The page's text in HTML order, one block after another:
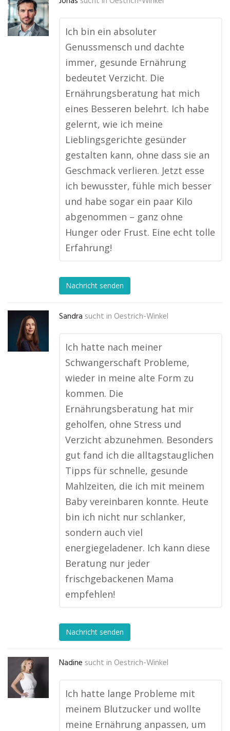
Ich bin ein absoluter
Genussmensch und dachte
immer, gesunde Ernährung
bedeutet Verzicht. Die
Ernährungsberatung hat mich
eines Besseren belehrt. Ich habe
gelernt, wie ich meine
Lieblingsgerichte gesünder
gestalten kann, ohne dass sie an
Geschmack verlieren. Jetzt esse
ich bewusster, fühle mich besser
und habe sogar ein paar Kilo
abgenommen – ganz ohne
Hunger oder Frust. Eine echt tolle
Erfahrung!
Nachricht senden
Sandra sucht in Oestrich-Winkel
Ich hatte nach meiner
Schwangerschaft Probleme,
wieder in meine alte Form zu
kommen. Die
Ernährungsberatung hat mir
geholfen, ohne Stress und
Verzicht abzunehmen. Besonders
gut fand ich die alltagstauglichen
Tipps für schnelle, gesunde
Mahlzeiten, die ich mit meinem
Baby vereinbaren konnte. Heute
bin ich nicht nur schlanker,
sondern auch viel
energiegeladener. Ich kann diese
Beratung nur jeder
frischgebackenen Mama
empfehlen!
Nachricht senden
Nadine sucht in Oestrich-Winkel
Ich hatte lange Probleme mit
meinem Blutzucker und wollte
meine Ernährung anpassen, um